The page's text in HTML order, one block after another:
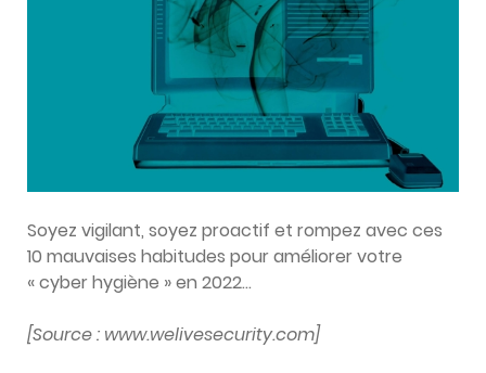
Soyez vigilant, soyez proactif et rompez avec ces
10 mauvaises habitudes pour améliorer votre
« cyber hygiène » en 2022…
[Source : www.welivesecurity.com]